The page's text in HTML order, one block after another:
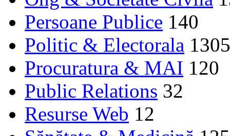
Persoane Publice 140
Politic & Electorala 1305
Procuratura & MAI 120
Public Relations 32
Resurse Web 12